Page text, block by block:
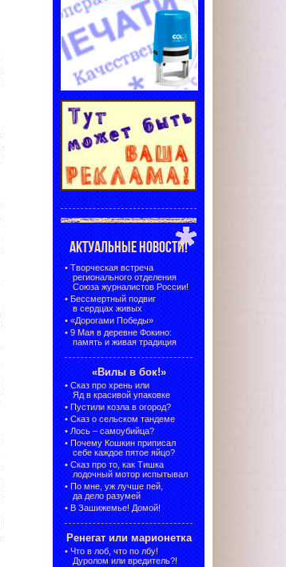
АКТУАЛЬНЫЕ НОВОСТИ!
• Творческая встреча
регионального отделения
Союза журналистов России!
• Бессмертный подвиг
в сердцах живых
• «Дорогами Победы»
• 9 Мая в деревне Фокино:
память и живая традиция
«Вилы в бок!»
• Сказ про хрень или
Яд в красивой упаковке
• Пустили козла в огород?
• Сказ о сельском тандеме
• Лось – самоубийца?
• Почему Кошкин приписал
себе каждое пятое яйцо?
• Сказ про то, как Тишка
лодочный мотор испытывал
• По мне, уж лучше пей,
да дело разумей
• В Зашижемье! Домой!
Ренегат или марионетка
• Что в лоб, что по лбу!
Дуролом или вредитель?!